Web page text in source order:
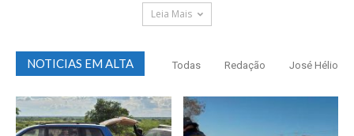
Leia Mais
NOTICIAS EM ALTA Todas Redação José Hélio